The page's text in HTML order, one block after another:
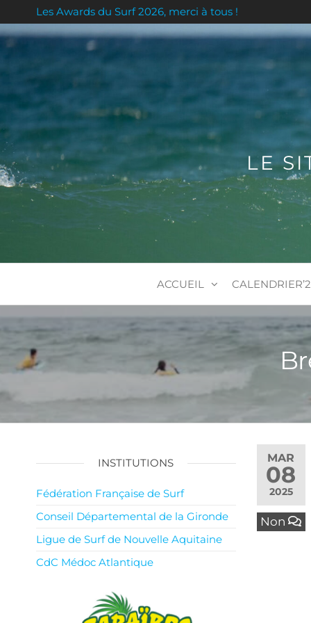
Les Awards du Surf 2026, merci à tous !
LE
ACCUEIL
MAR
08
2025
Non
INSTITUTIONS
Fédération Française de Surf
Conseil Départemental de la Gironde
Ligue de Surf de Nouvelle Aquitaine
CdC Médoc Atlantique